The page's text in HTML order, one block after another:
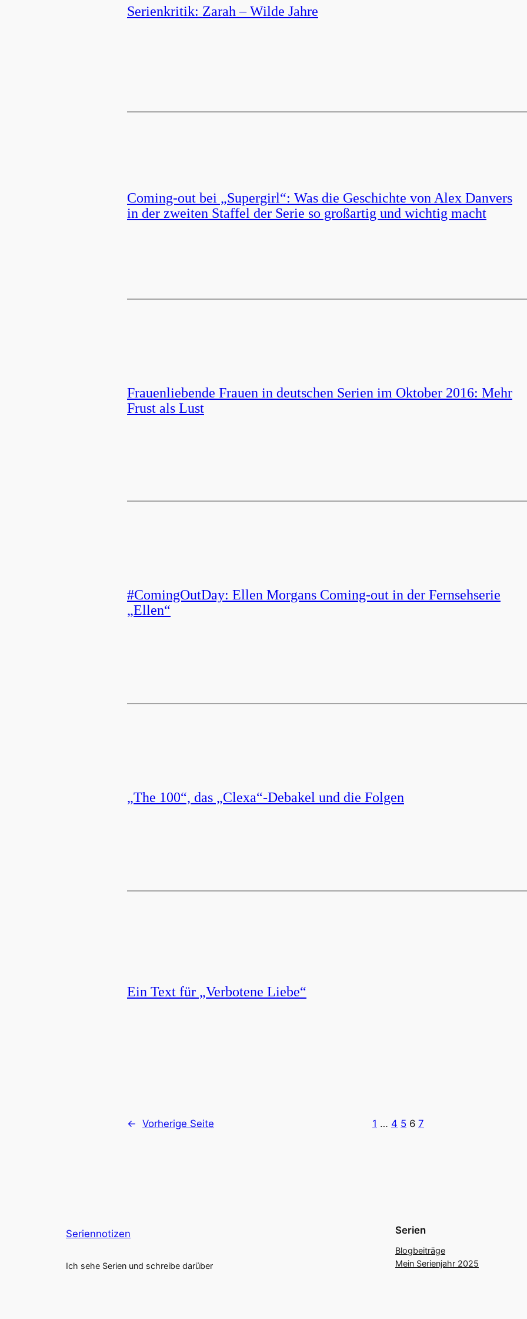
Serienkritik: Zarah – Wilde Jahre
Coming-out bei „Supergirl“: Was die Geschichte von Alex Danvers
in der zweiten Staffel der Serie so großartig und wichtig macht
Frauenliebende Frauen in deutschen Serien im Oktober 2016: Mehr
Frust als Lust
#ComingOutDay: Ellen Morgans Coming-out in der Fernsehserie
„Ellen“
„The 100“, das „Clexa“-Debakel und die Folgen
Ein Text für „Verbotene Liebe“
← Vorherige Seite 1 … 4 5 6 7
Seriennotizen
Ich sehe Serien und schreibe darüber
Serien
Blogbeiträge
Mein Serienjahr 2025